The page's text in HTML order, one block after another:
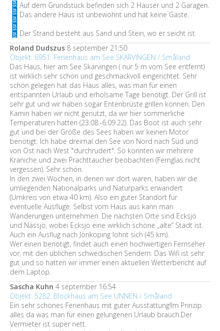
Auf dem Grundstück befinden sich 2 Häuser und 2 Garagen.
Das andere Haus ist unbewohnt und hat keine Gäste.
Der Strand besteht aus Sand und Stein, wo er seicht ist.
Roland Dudszus 8 september 21:50
Objekt: 6951: Ferienhaus am See SKÄRVINGEN / Småland
Das Haus, hier am See Skärvingen ( nur 5 m vom See entfernt)
ist wirklich sehr schön und geschmackvoll eingerichtet. Sehr
schön gelegen hat das Haus alles, was man für einen
entspannten Urlaub und erholsame Tage benötigt. Der Grill ist
sehr gut und wir haben sogar Entenbrüste grillen können. Den
Kamin haben wir nicht genutzt, da wir hier sommerliche
Temperaturen hatten (23.08.-6.09.22). Das Boot ist auch sehr
gut und bei der Größe des Sees haben wir keinen Motor
benötigt. Ich habe dreimal den See von Nord nach Süd und
von Ost nach West "durchrudert". So konnten wir mehrere
Kraniche und zwei Prachttaucher beobachten (Fernglas nicht
vergessen). Sehr schön.
In den zwei Wochen, in denen wir dort waren, haben wir die
umliegenden Nationalparks und Naturparks erwandert
(Umkreis von etwa 40 km). Also ein guter Standort für
eventuelle Ausflüge. Selbst vom Haus aus kann man
Wanderungen unternehmen. Die nächsten Orte sind Ecksjö
und Nässjö, wobei Ecksjö eine wirklich schöne „alte“ Stadt ist.
Auch ein Ausflug nach Jönkoping lohnt sich (45 km).
Wer einen benötigt, findet auch einen hochwertigen Fernseher
vor, mit den üblichen schwedischen Sendern. Das Wifi ist sehr
gut und so hatten wir immer einen aktuellen Wetterbericht auf
dem Laptop.
Sascha Kuhn 4 september 16:54
Objekt: 5282: Blockhaus am See UNNEN / Småland
Ein sehr schönes Ferienhaus mit guter Ausstattung!Im Prinzip
alles da was man für einen gelungenen Urlaub brauch.Der
Vermieter ist super nett.